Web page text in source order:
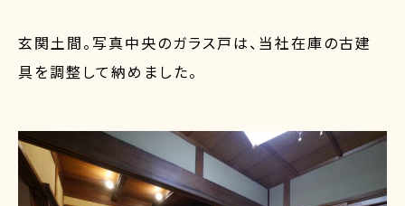
玄関土間。写真中央のガラス戸は、当社在庫の古建
具を調整して納めました。